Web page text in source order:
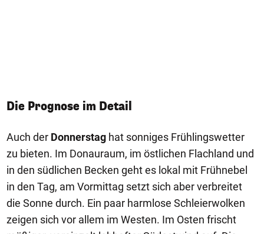
Die Prognose im Detail
Auch der Donnerstag hat sonniges Frühlingswetter
zu bieten. Im Donauraum, im östlichen Flachland und
in den südlichen Becken geht es lokal mit Frühnebel
in den Tag, am Vormittag setzt sich aber verbreitet
die Sonne durch. Ein paar harmlose Schleierwolken
zeigen sich vor allem im Westen. Im Osten frischt